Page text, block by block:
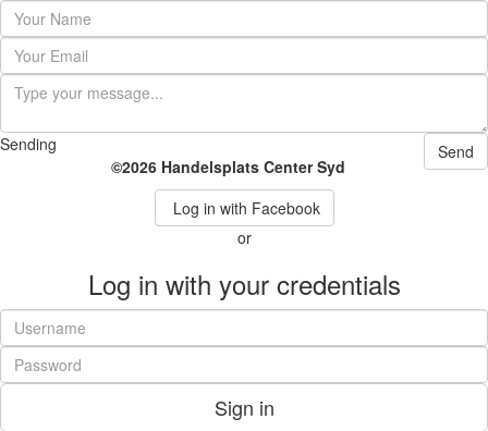
Send
Sending
©2026 Handelsplats Center Syd
Log in with Facebook
or
Log in with your credentials
Sign in